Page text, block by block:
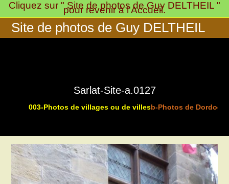
Skip
to
content
Cliquez sur " Site de photos de Guy DELTHEIL "
pour revenir à l'Accueil.
Site de photos de Guy DELTHEIL
Sarlat-Site-a.0127
003-Photos de villages ou de villesb-Photos de